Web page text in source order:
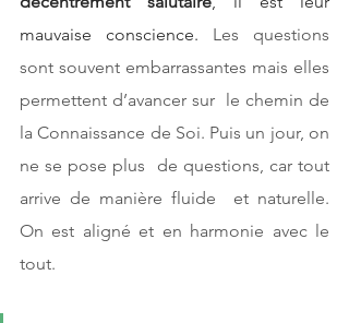
mauvaise conscience. Les questions
sont souvent embarrassantes mais elles
permettent d’avancer sur  le chemin de
la Connaissance de Soi. Puis un jour, on
ne se pose plus  de questions, car tout
arrive de manière fluide  et naturelle.
On est aligné et en harmonie avec le
tout.